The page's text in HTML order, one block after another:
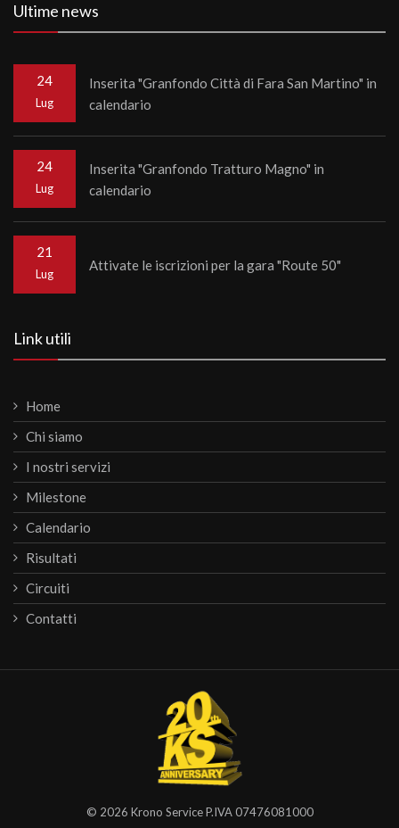
Ultime news
24
Lug
Inserita "Granfondo Città di Fara San Martino" in
calendario
24
Lug
Inserita "Granfondo Tratturo Magno" in
calendario
21
Lug
Attivate le iscrizioni per la gara "Route 50"
Link utili
Home
Chi siamo
I nostri servizi
Milestone
Calendario
Risultati
Circuiti
Contatti
© 2026 Krono ServiceP.IVA 07476081000